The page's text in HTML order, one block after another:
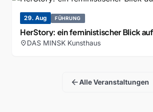
29. Aug FÜHRUNG
HerStory: ein feministischer Blick auf
location_onDAS MINSK Kunsthaus
arrow_backAlle Veranstaltungen